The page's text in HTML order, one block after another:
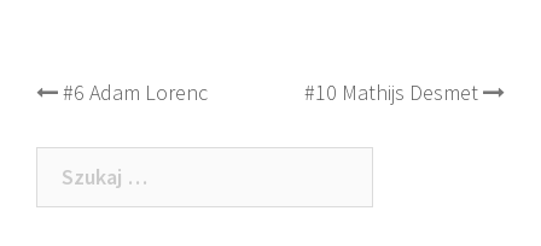
Post
navigation
#6 Adam Lorenc #10 Mathijs Desmet
Szukaj: